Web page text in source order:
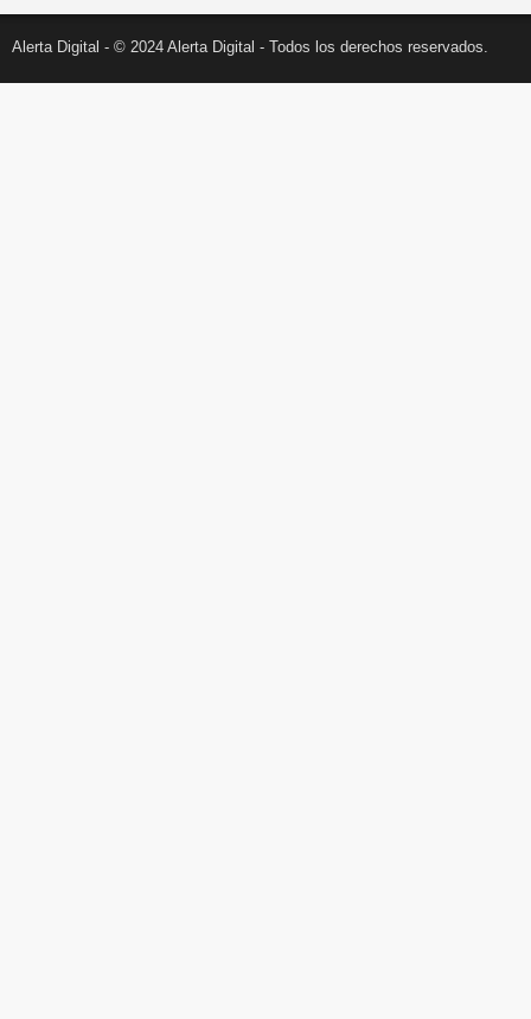
Alerta Digital - © 2024 Alerta Digital - Todos los derechos reservados.